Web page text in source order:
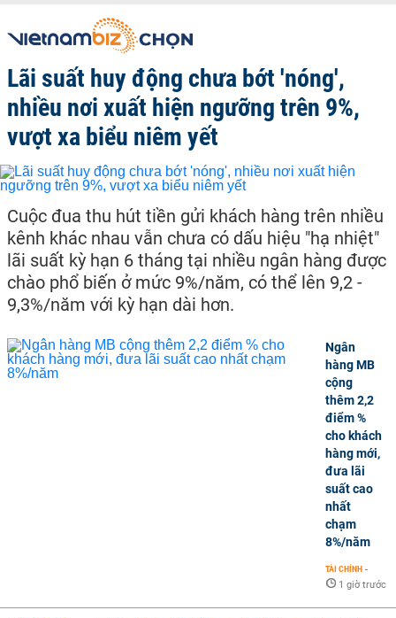
Lãi suất huy động chưa bớt 'nóng',
nhiều nơi xuất hiện ngưỡng trên 9%,
vượt xa biểu niêm yết
Cuộc đua thu hút tiền gửi khách hàng trên nhiều
kênh khác nhau vẫn chưa có dấu hiệu "hạ nhiệt"
lãi suất kỳ hạn 6 tháng tại nhiều ngân hàng được
chào phổ biến ở mức 9%/năm, có thể lên 9,2 -
9,3%/năm với kỳ hạn dài hơn.
Ngân
hàng MB
cộng
thêm 2,2
điểm %
cho khách
hàng mới,
đưa lãi
suất cao
nhất
chạm
8%/năm
TÀI CHÍNH -
1 giờ trước